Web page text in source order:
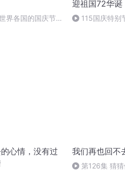
界各国的国庆节-
迎祖国72华诞
115国庆特别
心情，没有过
我们再也回不
第126集 猜